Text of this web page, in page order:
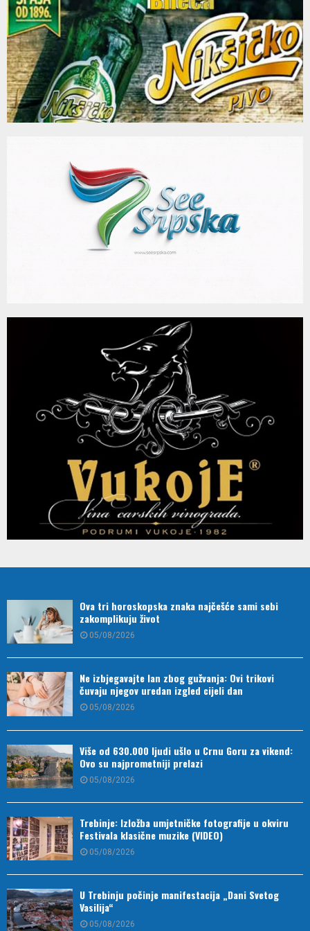
Ova tri horoskopska znaka najčešće sami sebi
zakomplikuju život
05/08/2026
Ne izbjegavajte lan zbog gužvanja: Ovi trikovi
čuvaju njegov uredan izgled cijeli dan
05/08/2026
Više od 630.000 ljudi ušlo u Crnu Goru za vikend:
Ovo su najprometniji prelazi
05/08/2026
Trebinje: Izložba umjetničke fotografije u okviru
Festivala klasične muzike (VIDEO)
05/08/2026
U Trebinju počinje manifestacija „Dani Svetog
Vasilija“
05/08/2026